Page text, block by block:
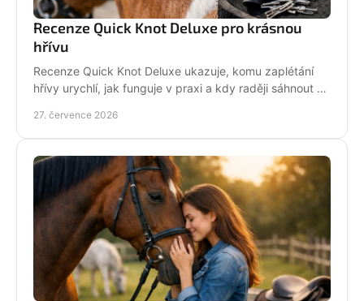
Recenze Quick Knot Deluxe pro krásnou
hřívu
Recenze Quick Knot Deluxe ukazuje, komu zaplétání
hřívy urychlí, jak funguje v praxi a kdy raději sáhnout po
27. července 2026